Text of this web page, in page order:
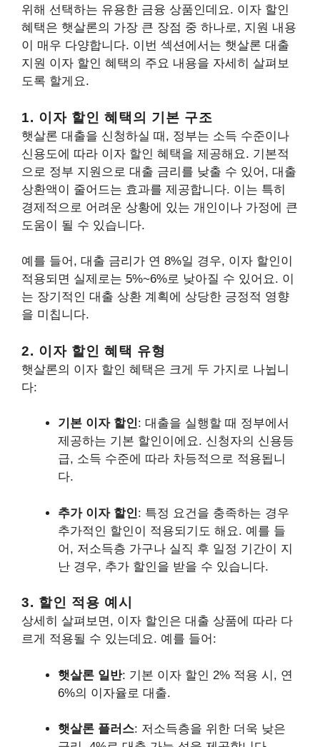
위해 선택하는 유용한 금융 상품인데요. 이자 할인
혜택은 햇살론의 가장 큰 장점 중 하나로, 지원 내용
이 매우 다양합니다. 이번 섹션에서는 햇살론 대출
지원 이자 할인 혜택의 주요 내용을 자세히 살펴보
도록 할게요.
1. 이자 할인 혜택의 기본 구조
햇살론 대출을 신청하실 때, 정부는 소득 수준이나
신용도에 따라 이자 할인 혜택을 제공해요. 기본적
으로 정부 지원으로 대출 금리를 낮출 수 있어, 대출
상환액이 줄어드는 효과를 제공합니다. 이는 특히
경제적으로 어려운 상황에 있는 개인이나 가정에 큰
도움이 될 수 있습니다.
예를 들어, 대출 금리가 연 8%일 경우, 이자 할인이
적용되면 실제로는 5%~6%로 낮아질 수 있어요. 이
는 장기적인 대출 상환 계획에 상당한 긍정적 영향
을 미칩니다.
2. 이자 할인 혜택 유형
햇살론의 이자 할인 혜택은 크게 두 가지로 나뉩니
다:
기본 이자 할인: 대출을 실행할 때 정부에서
제공하는 기본 할인이에요. 신청자의 신용등
급, 소득 수준에 따라 차등적으로 적용됩니
다.
추가 이자 할인: 특정 요건을 충족하는 경우
추가적인 할인이 적용되기도 해요. 예를 들
어, 저소득층 가구나 실직 후 일정 기간이 지
난 경우, 추가 할인을 받을 수 있습니다.
3. 할인 적용 예시
상세히 살펴보면, 이자 할인은 대출 상품에 따라 다
르게 적용될 수 있는데요. 예를 들어:
햇살론 일반: 기본 이자 할인 2% 적용 시, 연
6%의 이자율로 대출.
햇살론 플러스: 저소득층을 위한 더욱 낮은